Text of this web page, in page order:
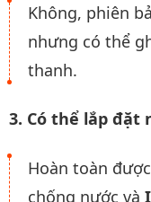
Không, phiên
nhưng có thể
thanh.
3. Có thể lắp đặt
Hoàn toàn
chống nước và